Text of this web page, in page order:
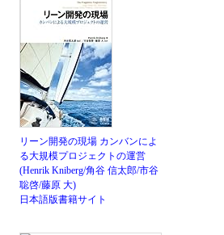
リーン開発の現場 カンバンによ
る大規模プロジェクトの運営
(Henrik Kniberg/角谷 信太郎/市谷
聡啓/藤原 大)
日本語版書籍サイト